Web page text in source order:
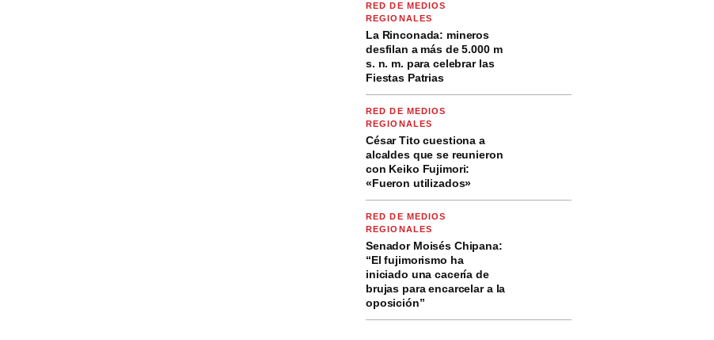
RED DE MEDIOS
REGIONALES
La Rinconada: mineros
desfilan a más de 5.000 m
s. n. m. para celebrar las
Fiestas Patrias
RED DE MEDIOS
REGIONALES
César Tito cuestiona a
alcaldes que se reunieron
con Keiko Fujimori:
«Fueron utilizados»
RED DE MEDIOS
REGIONALES
Senador Moisés Chipana:
“El fujimorismo ha
iniciado una cacería de
brujas para encarcelar a la
oposición”